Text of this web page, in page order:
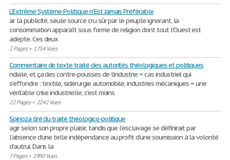
L'Extrême Système Politique n'Est Jamais Préférable
ar la publicité, seule source cru sûr par le peuple ignorant, la
consommation apparaît sous forme de religion dont tout l’Ouest est
adepte. Ces deux
2 Pages• 1734 Vues
Commentaire de texte traité des autorités théologiques et politiques
ndiale, et ça des contre-pousses de l’industrie = cas industriel qui
s’effondre : textile, sidérurgie automobile, industries mécaniques = une
véritable crise industrielle, c’est moins
22 Pages• 2242 Vues
Spinoza tiré du traité théologico-politique
agir selon son propre plaisir, tandis que l’esclavage se définirait par
l’absence d’une telle indépendance au profit d’une soumission à la volonté
d’autrui. Dans la
7 Pages• 1990 Vues